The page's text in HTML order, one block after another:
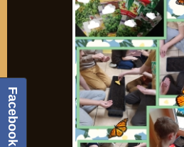
Facebook